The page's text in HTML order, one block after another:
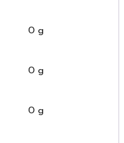
0 g
0 g
0 g